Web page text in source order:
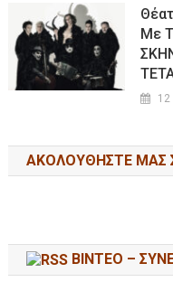
Με
12
ΑΚΟΛΟΥΘΉΣΤΕ ΜΑΣ
ΒΙΝΤΕΟ –